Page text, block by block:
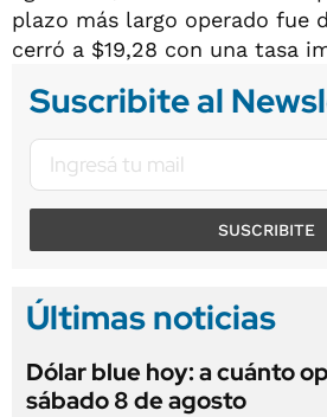
plazo más largo operado fue
cerró a $19,28 con una tasa
Suscribite al
SUSCRIBITE
Últimas noticias
Dólar blue hoy: a cuánto
sábado 8 de agosto